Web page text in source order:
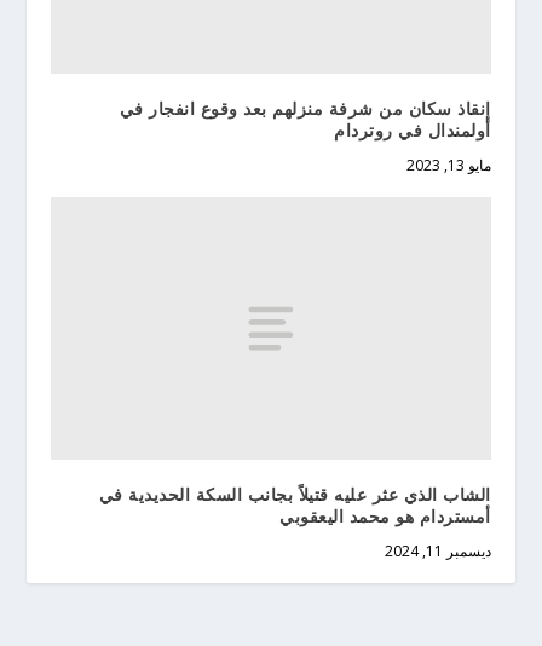
إنقاذ سكان من شرفة منزلهم بعد وقوع انفجار في
أولمندال في روتردام
مايو 13, 2023
الشاب الذي عثر عليه قتيلاً بجانب السكة الحديدية في
أمستردام هو محمد اليعقوبي
ديسمبر 11, 2024